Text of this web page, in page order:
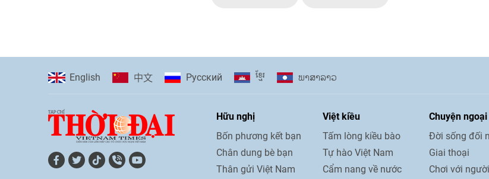
English 中文 Pусский ខ្មែរ ພາ​ສາ​ລາວ
Hữu nghị
Bốn phương kết bạn
Chân dung bè bạn
Thân gửi Việt Nam
Việt kiều
Tấm lòng kiều bào
Tự hào Việt Nam
Cẩm nang về nước
Chuyện
Đời sống đối
Giai thoại
Chơi với người